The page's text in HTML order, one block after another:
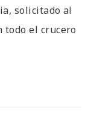
solicitado al
todo el crucero